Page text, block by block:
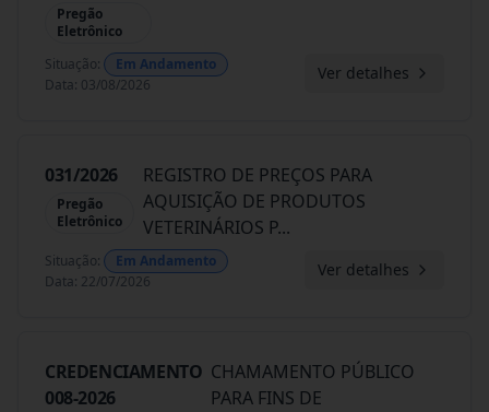
Pregão
Eletrônico
Situação:
Em Andamento
Data: 03/08/2026
Ver detalhes
031/2026
Pregão
Eletrônico
REGISTRO DE PREÇOS PARA
AQUISIÇÃO DE PRODUTOS
VETERINÁRIOS P...
Situação:
Em Andamento
Data: 22/07/2026
Ver detalhes
CREDENCIAMENTO
008-2026
CHAMAMENTO PÚBLICO
PARA FINS DE